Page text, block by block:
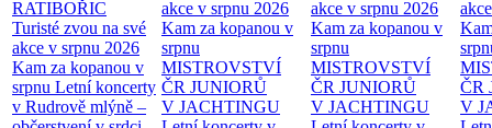
RATIBOŘIC
Turisté zvou na své
akce v srpnu 2026
Kam za kopanou v
srpnu Letní koncerty
v Rudrově mlýně –
akce v srpnu 2026
Kam za kopanou v
srpnu
MISTROVSTVÍ
ČR JUNIORŮ
V JACHTINGU
akce v srpnu 2026
Kam za kopanou v
srpnu
MISTROVSTVÍ
ČR JUNIORŮ
V JACHTINGU
ČR
V